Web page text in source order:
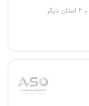
۲ استان دیگر